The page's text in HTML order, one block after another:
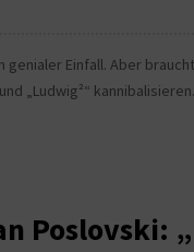
genialer Einfall. Aber
„Ludwig²“
Poslovski: